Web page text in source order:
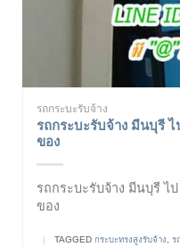
รถกระบะรับจ้าง
รถกระบะรับจ้าง มีนบุรี
ของ
รถกระบะรับจ้าง มีนบุรี ไ
ของ
| TAGGED กระบะทรงสูงรับจ้าง ร